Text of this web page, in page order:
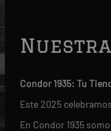
Condor 1935: Tu
Este 2025
En Condor 1935